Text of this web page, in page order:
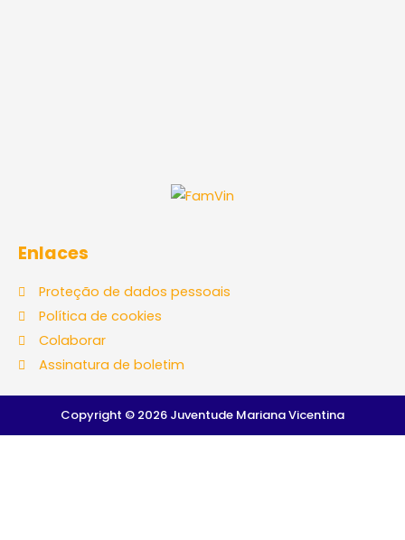
Enlaces
Proteção de dados pessoais
Política de cookies
Colaborar
Assinatura de boletim
Copyright © 2026 Juventude Mariana Vicentina